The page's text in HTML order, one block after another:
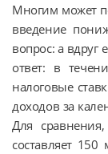
Многим может
введение
вопрос: а вдруг
ответ: в
налоговые
доходов за
Для
составляет